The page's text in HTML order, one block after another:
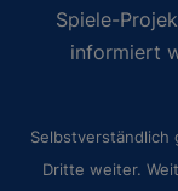
Spiele-
informiert
Selbstverständlich
Dritte weiter.